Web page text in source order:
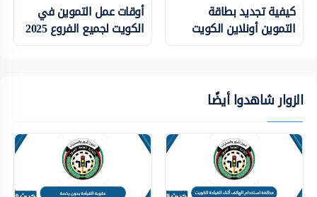
كيفية تجديد بطاقة
التموين أونلاين الكويت
أوقات عمل التموين في
الكويت لجميع الفروع 2025
الزوار شاهدوا أيضًا